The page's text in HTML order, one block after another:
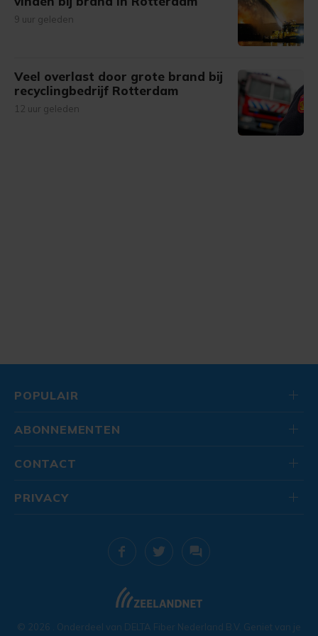
9 uur geleden
Veel overlast door grote brand bij
recyclingbedrijf Rotterdam
12 uur geleden
POPULAIR
ABONNEMENTEN
CONTACT
© 2026 . Onderdeel van DELTA Fiber Nederland B.V. Geniet van je
PRIVACY